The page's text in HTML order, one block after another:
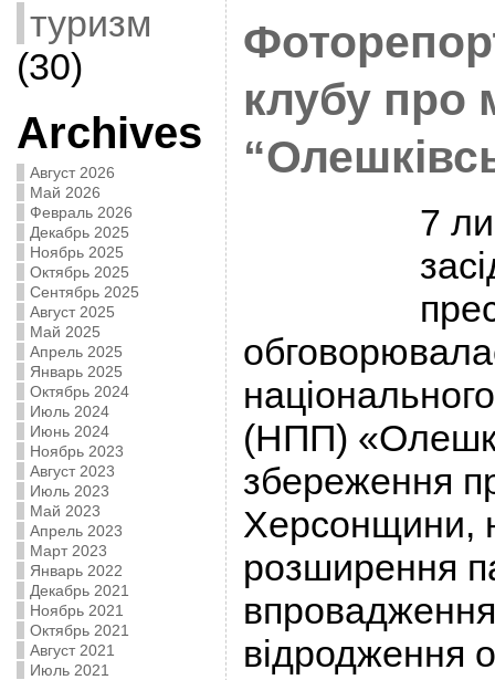
туризм
(30)
Archives
Август 2026
Май 2026
Февраль 2026
Декабрь 2025
Ноябрь 2025
Октябрь 2025
Сентябрь 2025
Август 2025
Май 2025
Апрель 2025
Январь 2025
Октябрь 2024
Июль 2024
Июнь 2024
Ноябрь 2023
Август 2023
Июль 2023
Май 2023
Апрель 2023
Март 2023
Январь 2022
Декабрь 2021
Ноябрь 2021
Октябрь 2021
Август 2021
Июль 2021
клубу про
7
(НПП)
збереження
Херсонщини,
розширення
відродження